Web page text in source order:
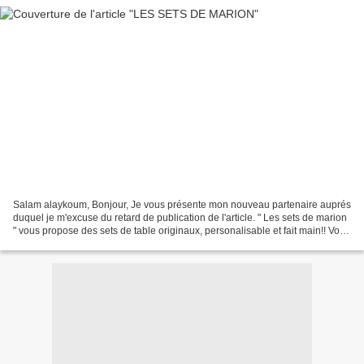
Salam alaykoum, Bonjour, Je vous présente mon nouveau partenaire auprés
duquel je m'excuse du retard de publication de l'article. " Les sets de marion
" vous propose des sets de table originaux, personalisable et fait main!! Vous